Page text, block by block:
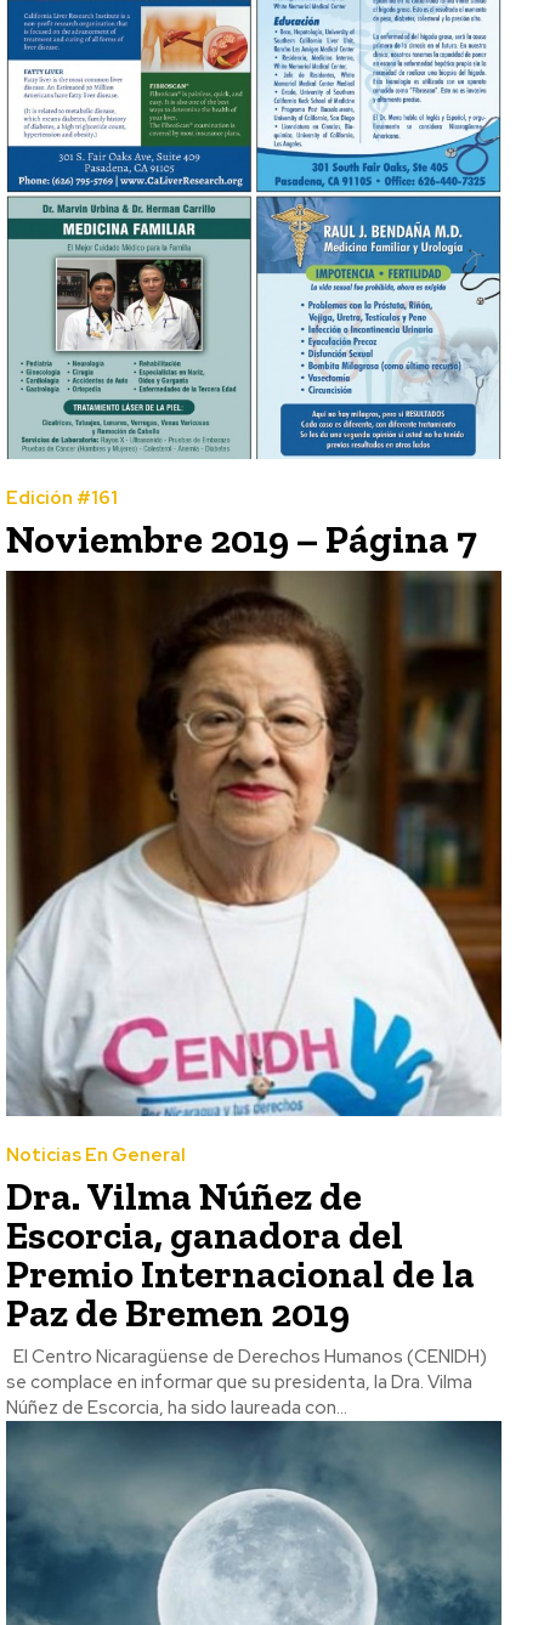
Edición #161
Noviembre 2019 – Página 7
Noticias En General
Dra. Vilma Núñez de
Escorcia, ganadora del
Premio Internacional de la
Paz de Bremen 2019
se complace en informar que su presidenta, la Dra. Vilma
Núñez de Escorcia, ha sido laureada con...